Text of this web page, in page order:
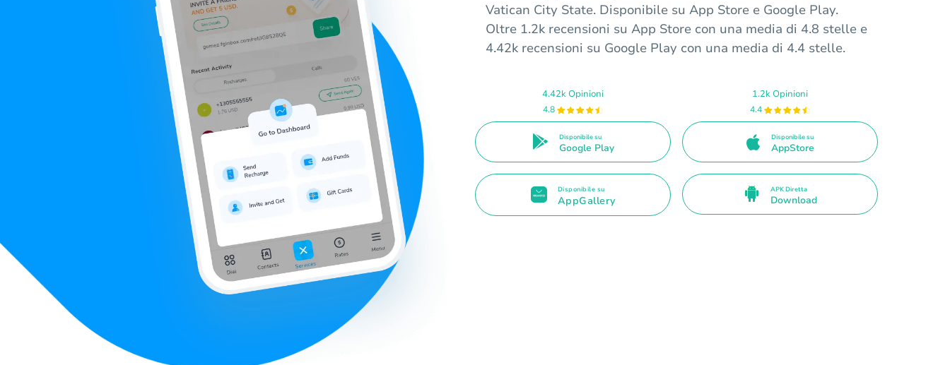
Vatican City State. Disponibile su App Store e Google Play.
Oltre 1.2k recensioni su App Store con una media di 4.8 stelle e
4.42k recensioni su Google Play con una media di 4.4 stelle.
4.42k Opinioni
4.8
Disponibile su
Google Play
1.2k Opinioni
4.4
Disponibile su
AppStore
Disponibile su
AppGallery
APK Diretta
Download